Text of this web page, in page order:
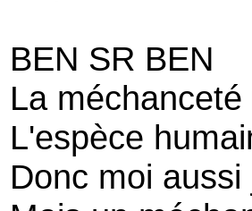
BEN SR BEN
La
L'espèce
Donc moi